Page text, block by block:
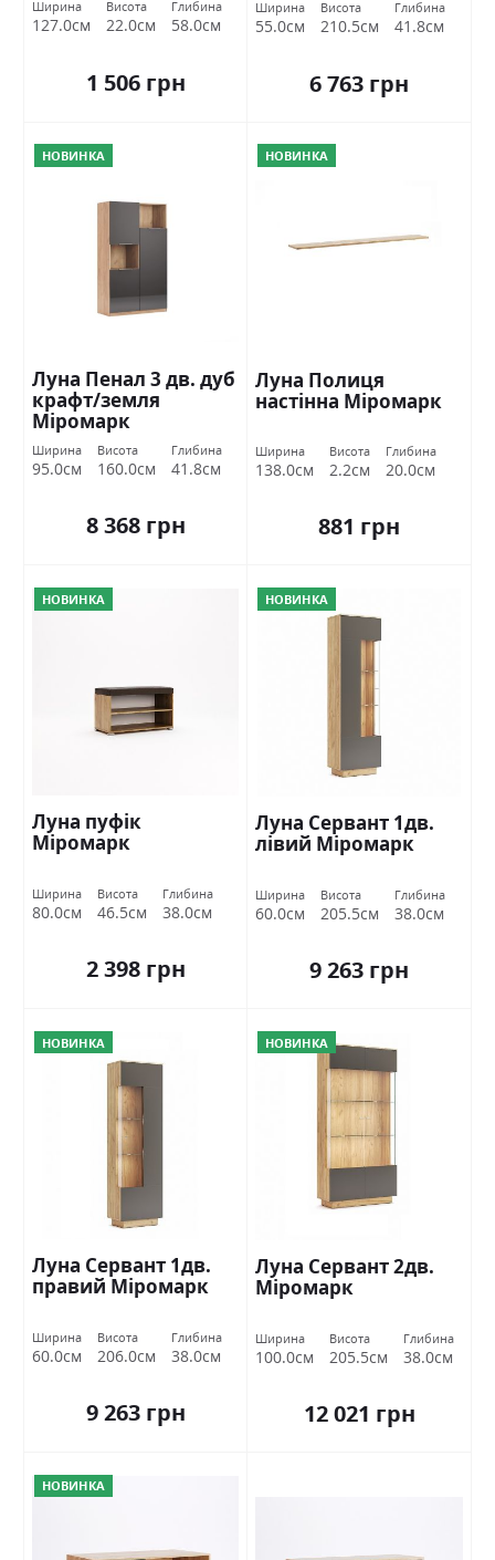
Ширина
127.0см
Висота
22.0см
Глибина
58.0см
1 506 грн
Ширина
55.0см
Висота
210.5см
Глибина
41.8см
6 763 грн
НОВИНКА
Луна Пенал 3 дв. дуб
крафт/земля
Міромарк
Ширина
95.0см
Висота
160.0см
Глибина
41.8см
8 368 грн
НОВИНКА
Луна Полиця
настінна Міромарк
Ширина
138.0см
Висота
2.2см
Глибина
20.0см
881 грн
НОВИНКА
Луна пуфік
Міромарк
Ширина
80.0см
Висота
46.5см
Глибина
38.0см
2 398 грн
НОВИНКА
Луна Сервант 1дв.
лівий Міромарк
Ширина
60.0см
Висота
205.5см
Глибина
38.0см
9 263 грн
НОВИНКА
Луна Сервант 1дв.
правий Міромарк
Ширина
60.0см
Висота
206.0см
Глибина
38.0см
9 263 грн
НОВИНКА
Луна Сервант 2дв.
Міромарк
Ширина
100.0см
Висота
205.5см
Глибина
38.0см
12 021 грн
НОВИНКА